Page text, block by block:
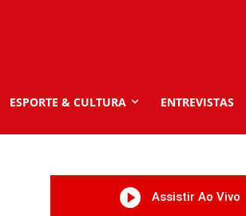
ESPORTE & CULTURA ENTREVISTAS
Assistir Ao Vivo